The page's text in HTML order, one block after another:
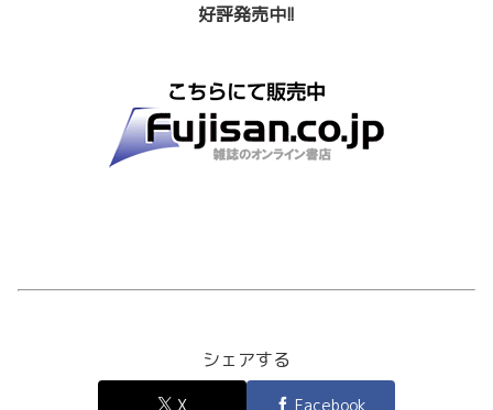
好評発売中!!
シェアする
X Facebook